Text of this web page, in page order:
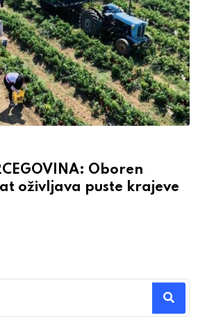
Oboren
oživljava puste krajeve
for results.